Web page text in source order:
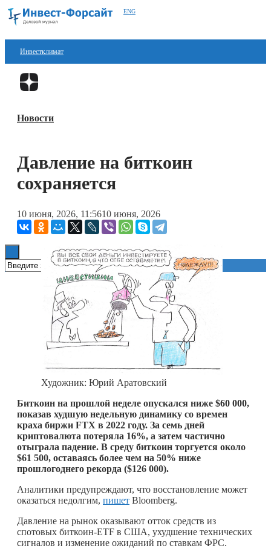
ENG
Инвестклимат
Финансы
Блокчейн
Технологии
Книги
Новости
Давление на биткоин
сохраняется
10 июня, 2026, 11:5610 июня, 2026
Художник: Юрий Аратовский
Биткоин на прошлой неделе опускался ниже $60 000,
показав худшую недельную динамику со времен
краха биржи FTX в 2022 году. За семь дней
криптовалюта потеряла 16%, а затем частично
отыграла падение. В среду биткоин торгуется около
$61 500, оставаясь более чем на 50% ниже
прошлогоднего рекорда ($126 000).
Аналитики предупреждают, что восстановление может
оказаться недолгим, пишет Bloomberg.
Давление на рынок оказывают отток средств из
спотовых биткоин-ETF в США, ухудшение технических
сигналов и изменение ожиданий по ставкам ФРС.